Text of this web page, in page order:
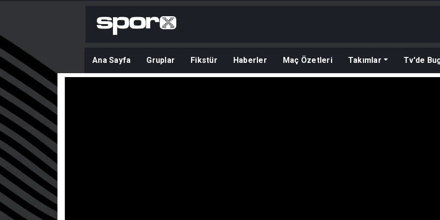
Ana Sayfa Gruplar Fikstür Haberler Maç Özetleri Takımlar Tv'de